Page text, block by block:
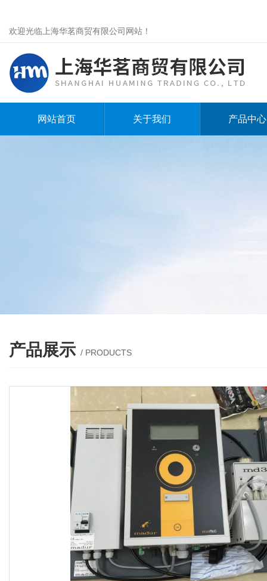
欢迎光临上海华茗商贸有限公司网站！
网站首页 关于我们 产品中心
产品展示 / PRODUCTS